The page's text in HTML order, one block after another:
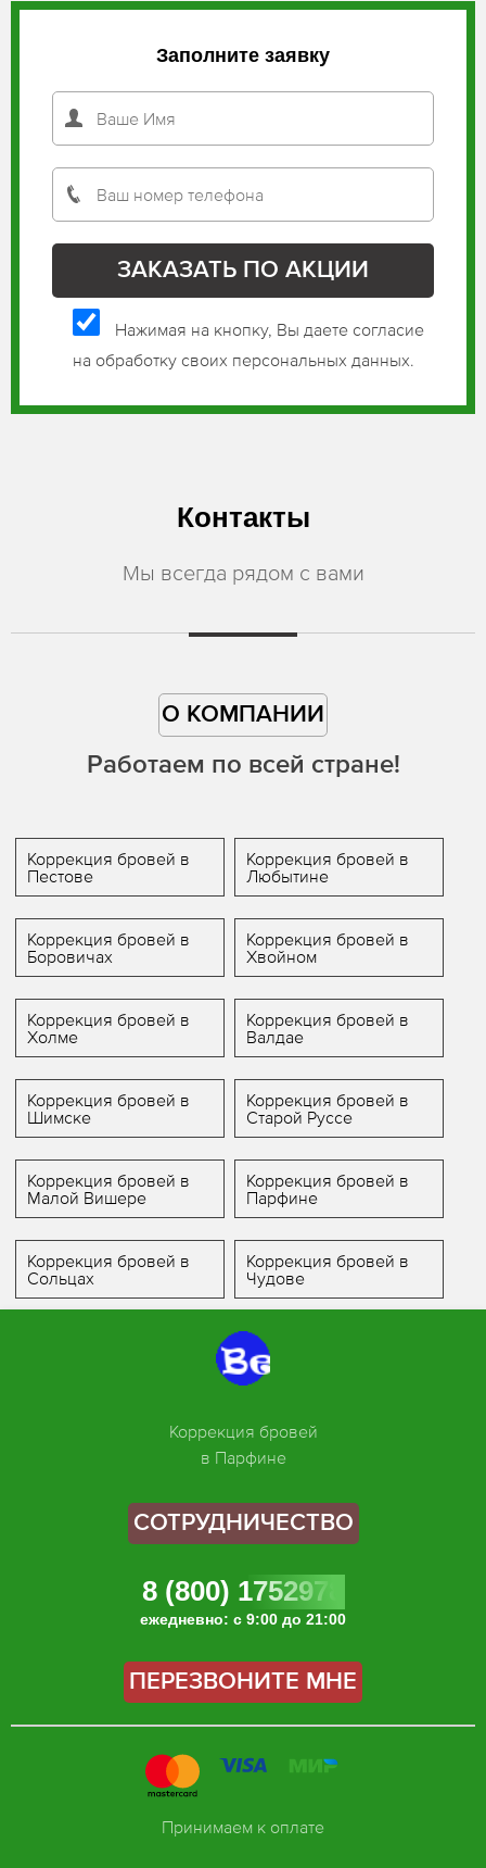
Заполните заявку
Нажимая на кнопку, Вы даете согласие
на обработку своих персональных данных.
Контакты
Мы всегда рядом с вами
О КОМПАНИИ
Работаем по всей стране!
Коррекция бровей в
Пестове
Коррекция бровей в
Любытине
Коррекция бровей в
Боровичах
Коррекция бровей в
Хвойном
Коррекция бровей в
Холме
Коррекция бровей в
Валдае
Коррекция бровей в
Шимске
Коррекция бровей в
Старой Руссе
Коррекция бровей в
Малой Вишере
Коррекция бровей в
Парфине
Коррекция бровей в
Сольцах
Коррекция бровей в
Чудове
Коррекция бровей
в Парфине
СОТРУДНИЧЕСТВО
8 (800) 1752978
ежедневно: с 9:00 до 21:00
ПЕРЕЗВОНИТЕ МНЕ
Принимаем к оплате